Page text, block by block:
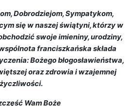
Dobrodziejom, Sympatykom,
się w naszej świątyni, którzy w
swoje imieniny, urodziny,
franciszkańska składa
Bożego błogosławieństwa,
oraz zdrowia i wzajemnej
życzliwości.
Wam Boże